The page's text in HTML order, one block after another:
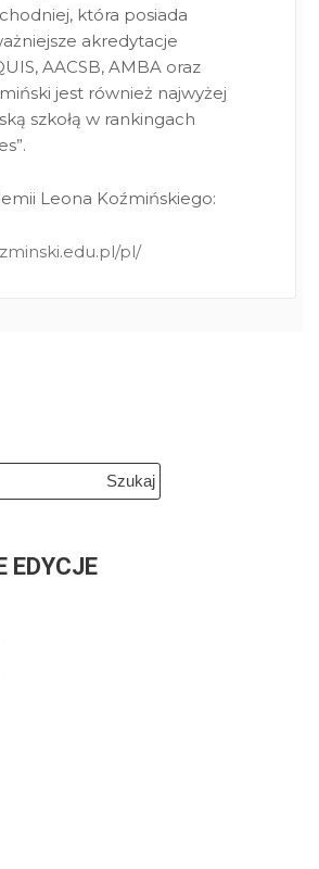
która posiada
akredytacje
AACSB, AMBA oraz
jest również najwyżej
szkołą w rankingach
Leona Koźmińskiego:
pl/
EDYCJE